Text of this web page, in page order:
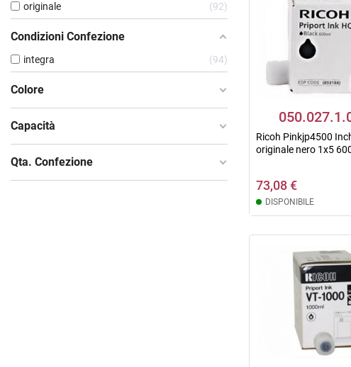
originale
92
Condizioni Confezione
integra 94
Colore
Capacità
Qta. Confezione
Ricoh Pinkjp4500
originale nero 1x5
73,08 €
DISPONIBILE